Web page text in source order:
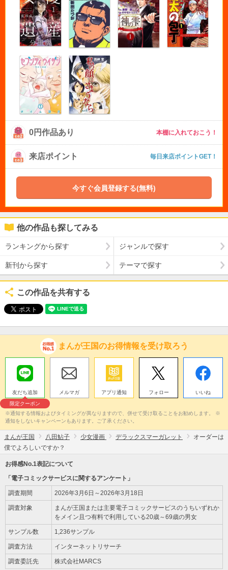
0円作品あり 本棚に入れておこう！
来店ポイント 毎日来店ポイントGET！
今すぐ会員登録する(無料)
他の作品も探してみる
ランキングから探す ジャンルで探す
新刊から探す テーマで探す
この作品を共有する
まんが王国のお得情報を受け取ろう
友だち追加
限定クーポン
メルマガ アプリ通知 フォロー いいね
※通知する情報およびタイミングが異なりますので、併せて受け取ることをお勧めします。 ※
通知をしないキャンペーンもあります。ご了承ください。
まんが王国 八田鮎子 少女漫画 デラックスマーガレット
オーダーは
僕でよろしいですか？
お得感No.1表記について
「電子コミックサービスに関するアンケート」
調査期間 2026年3月6日～2026年3月18日
調査対象
まんが王国または主要電子コミックサービスのうちいずれか
をメイン且つ有料で利用している20歳～69歳の男女
サンプル数 1,236サンプル
調査方法 インターネットリサーチ
調査委託先 株式会社MARCS